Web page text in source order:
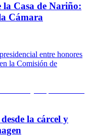
la Casa de Nariño:
Cámara
entre honores
la Comisión de
la cárcel y